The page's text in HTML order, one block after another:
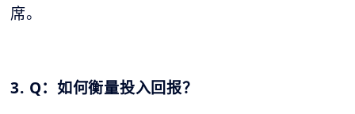
席。
3. Q：如何衡量投入回报？